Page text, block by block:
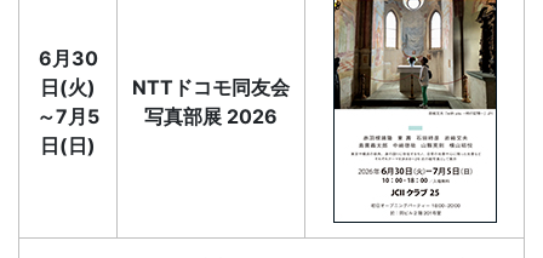
6月30
日(火)
～7月5
日(日)
NTTドコモ同友会
写真部展 2026